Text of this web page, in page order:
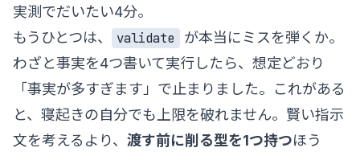
実測でだいたい4分。
もうひとつは、
validate
が本当にミスを弾くか。
わざと事実を4つ書いて実行したら、想定どおり
「事実が多すぎます」で止まりました。これがある
と、寝起きの自分でも上限を破れません。賢い指示
文を考えるより、 渡す前に削る型を1つ持つほう